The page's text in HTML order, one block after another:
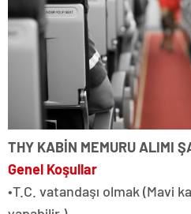
THY KABİN MEMURU ALIMI
Genel Koşullar
•T.C. vatandaşı olmak (Mavi